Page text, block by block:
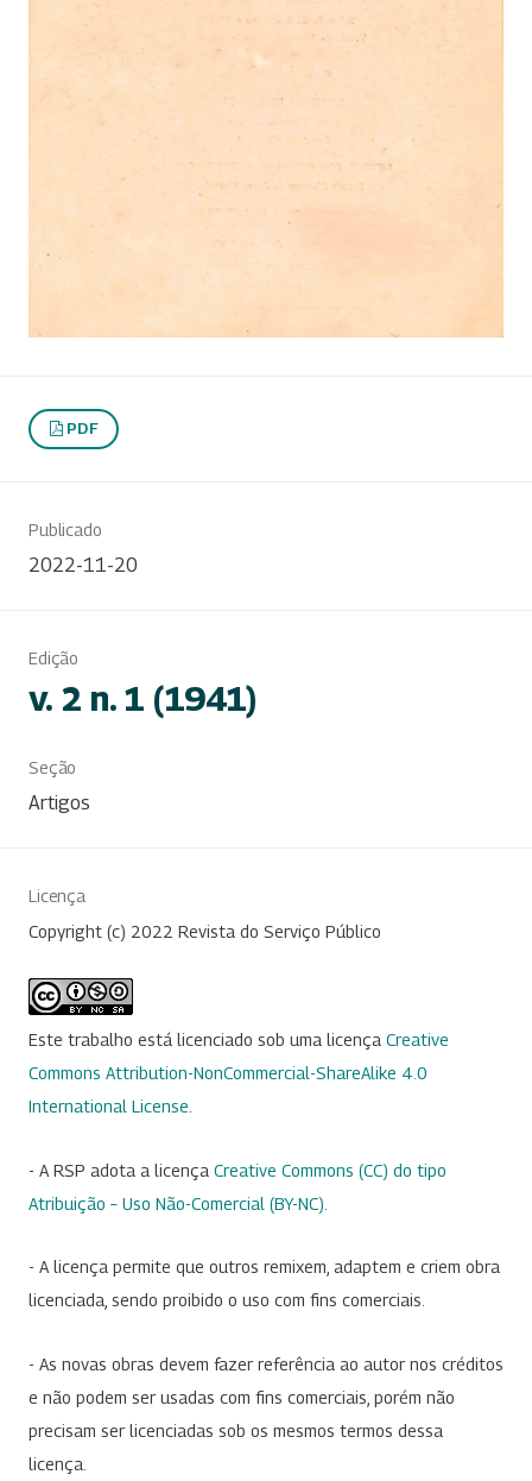
PDF
Publicado
2022-11-20
Edição
v. 2 n. 1 (1941)
Seção
Artigos
Licença
Copyright (c) 2022 Revista do Serviço Público
Este trabalho está licenciado sob uma licença Creative
Commons Attribution-NonCommercial-ShareAlike 4.0
International License
- A RSP adota a licença Creative Commons (CC) do tipo
Atribuição – Uso Não-Comercial (BY-NC)
- A licença permite que outros remixem, adaptem e criem obra
licenciada, sendo proibido o uso com fins comerciais.
- As novas obras devem fazer referência ao autor nos créditos
e não podem ser usadas com fins comerciais, porém não
precisam ser licenciadas sob os mesmos termos dessa
licença.